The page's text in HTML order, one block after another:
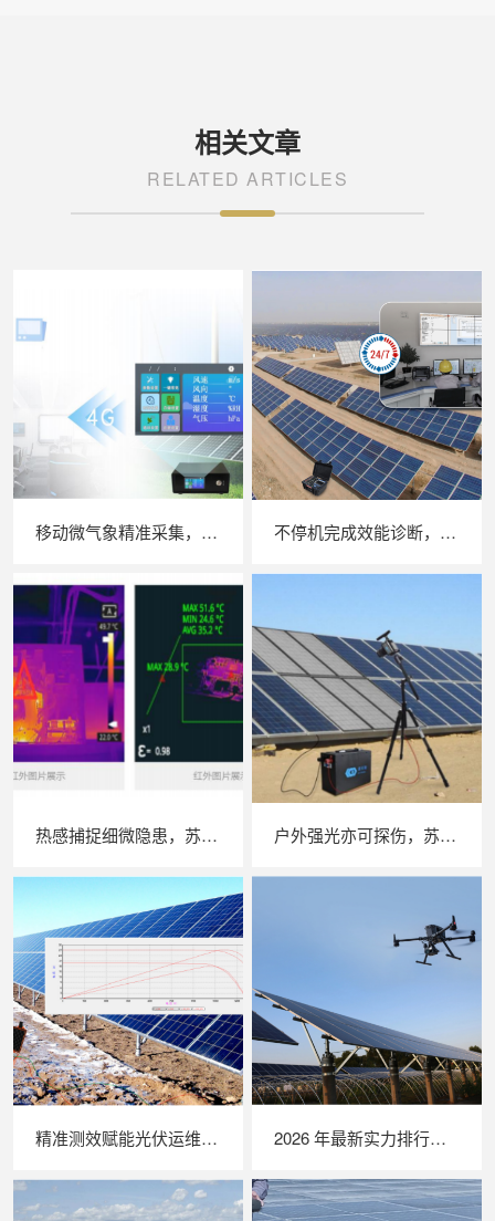
相关文章
RELATED ARTICLES
移动微气象精准采集，苏州 LAILX LXH506 便携式气象站补齐光伏检测环境数据短板 不停机完成效能诊断，苏州 LAILX LX‑PE93 逆变器综合测试仪筑牢光伏电站效能底座
热感捕捉细微隐患，苏州 LAILX LX‑F300 手持红外热成像仪赋能光伏安全运维 户外强光亦可探伤，苏州 LAILX LXG30 便携式 EL 检测仪重塑光伏组件无损检测标准
精准测效赋能光伏运维，苏州 LAILX LX‑PV32 便携式 IV 测试仪打造现场检测新标杆 2026 年最新实力排行｜无人机 EL 检测系统 TOP 推荐，LAILX LXH210 深度解析